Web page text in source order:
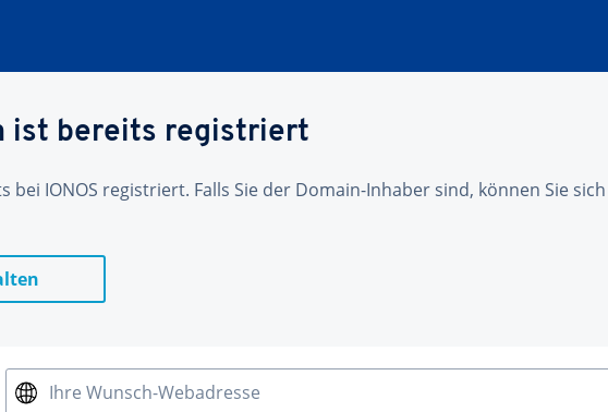
ist bereits registriert
bei IONOS registriert. Falls Sie der Domain-Inhaber sind, können Sie
Ihre Wunsch-Webadresse